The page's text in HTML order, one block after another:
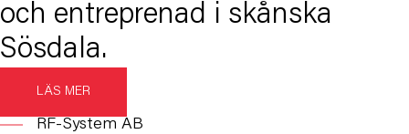
och entreprenad i skånska
Sösdala.
LÄS MER
RF-System AB